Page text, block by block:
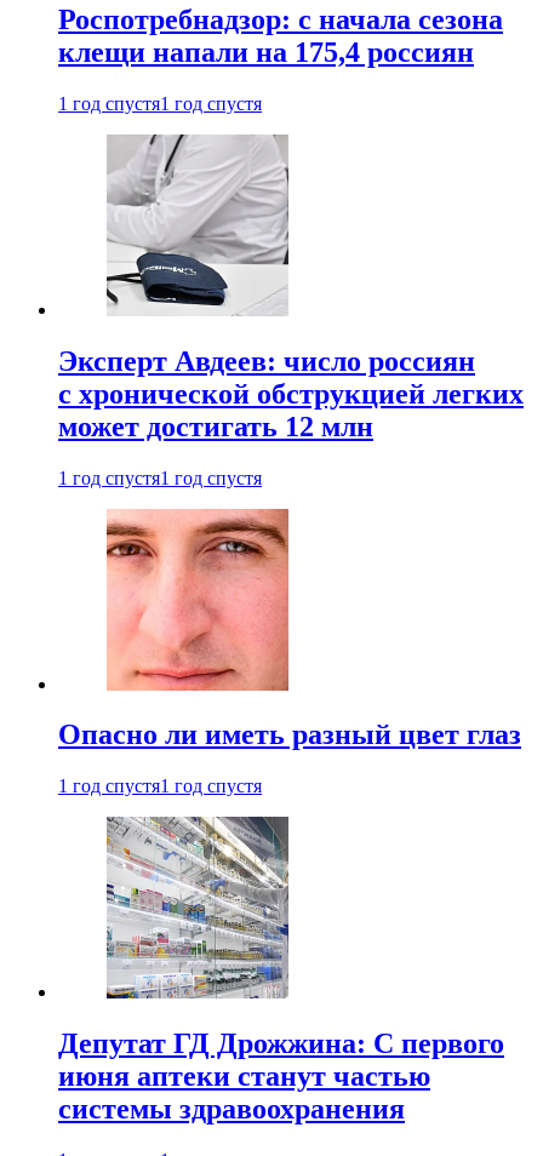
Роспотребнадзор: с начала сезона
клещи напали на 175,4 россиян
1 год спустя1 год спустя
Эксперт Авдеев: число россиян
с хронической обструкцией легких
может достигать 12 млн
1 год спустя1 год спустя
Опасно ли иметь разный цвет глаз
1 год спустя1 год спустя
Депутат ГД Дрожжина: С первого
июня аптеки станут частью
системы здравоохранения